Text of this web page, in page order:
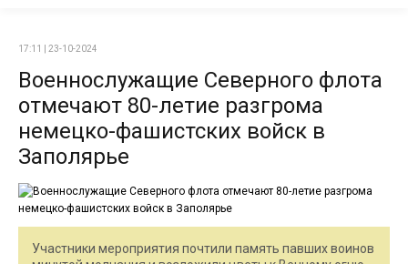
17:11 | 23-10-2024
Военнослужащие Северного флота
отмечают 80-летие разгрома
немецко-фашистских войск в
Заполярье
Участники мероприятия почтили память павших воинов